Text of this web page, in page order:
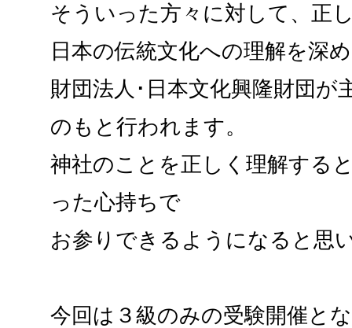
そういった方々に対して、正
日本の伝統文化への理解を深
財団法人･日本文化興隆財団が
のもと行われます。
神社のことを正しく理解する
った心持ちで
お参りできるようになると思
今回は３級のみの受験開催と